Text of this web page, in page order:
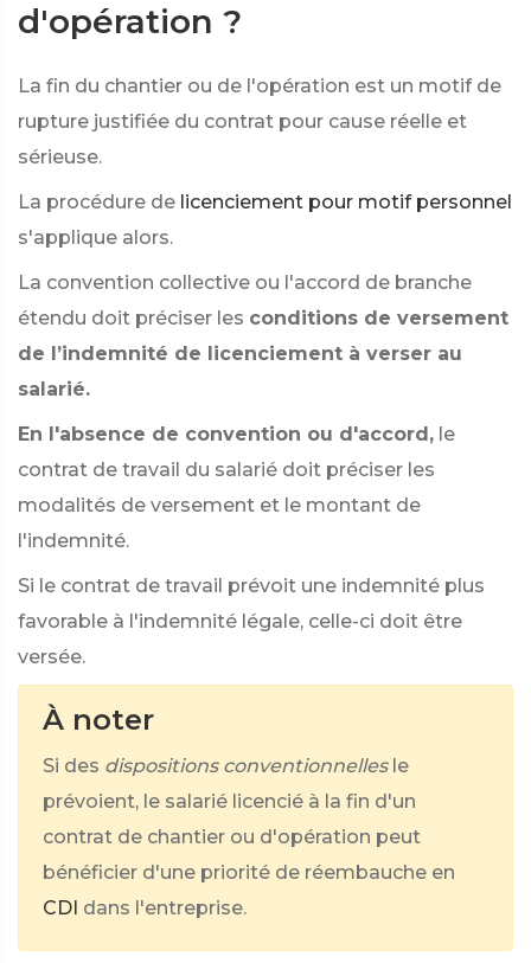
d'opération ?
La fin du chantier ou de l'opération est un motif de
rupture justifiée du contrat pour cause réelle et
sérieuse.
La procédure de licenciement pour motif personnel
s'applique alors.
La convention collective ou l'accord de branche
étendu doit préciser les conditions de versement
de l’indemnité de licenciement à verser au
salarié.
En l'absence de convention ou d'accord, le
contrat de travail du salarié doit préciser les
modalités de versement et le montant de
l'indemnité.
Si le contrat de travail prévoit une indemnité plus
favorable à l'indemnité légale, celle-ci doit être
versée.
À noter
Si des dispositions conventionnelles le
prévoient, le salarié licencié à la fin d'un
contrat de chantier ou d'opération peut
bénéficier d'une priorité de réembauche en
CDI dans l'entreprise.